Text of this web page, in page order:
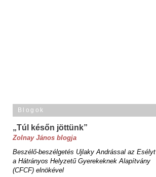
Blogok
„Túl későn jöttünk”
Zolnay János blogja
Beszélő-beszélgetés Ujlaky Andrással az Esélyt
a Hátrányos Helyzetű Gyerekeknek Alapítvány
(CFCF) elnökével